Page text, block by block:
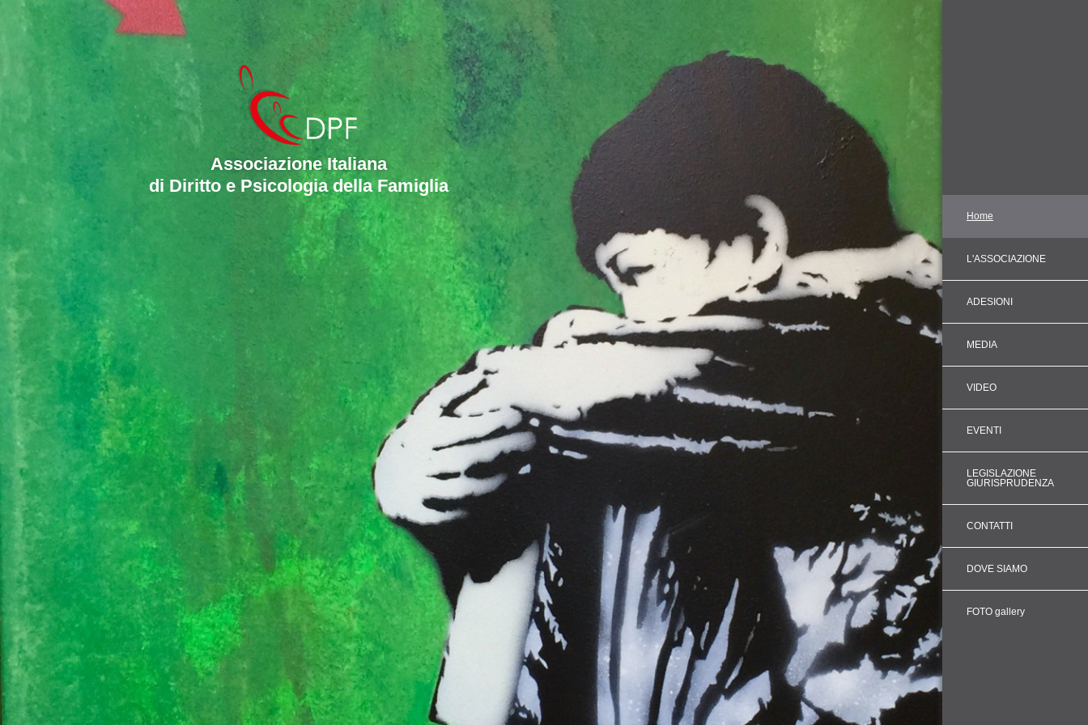
Home
L'ASSOCIAZIONE
ADESIONI
MEDIA
VIDEO
EVENTI
LEGISLAZIONE
GIURISPRUDENZA
CONTATTI
DOVE SIAMO
FOTO gallery
Associazione Italiana
di Diritto e Psicologia della Famiglia